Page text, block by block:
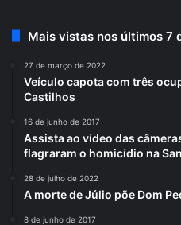
Mais vistas nos últimos 7
27 de março de 2022
Veículo capota com três
Castilhos
16 de junho de 2017
Assista ao vídeo das
flagraram o homicídio na
28 de julho de 2022
A morte de Júlio põe Dom
8 de junho de 2017